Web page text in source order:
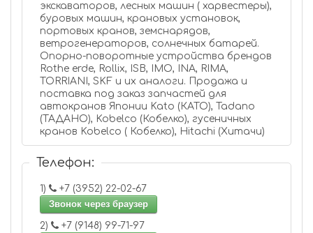
экскаваторов, лесных машин ( харвестеры),
буровых машин, крановых установок,
портовых кранов, земснарядов,
ветрогенераторов, солнечных батарей.
Опорно-поворотные устройства брендов
Rothe erde, Rollix, ISB, IMO, INA, RIMA,
TORRIANI, SKF и их аналоги. Продажа и
поставка под заказ запчастей для
автокранов Японии Kato (КАТО), Tadano
(ТАДАНО), Kobelco (Кобелко), гусеничных
кранов Kobelco ( Кобелко), Hitachi (Хитачи)
Телефон:
1)
+7 (3952) 22-02-67
Звонок через браузер
2)
+7 (9148) 99-71-97